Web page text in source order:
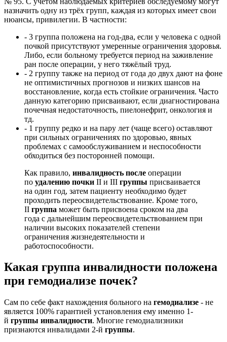
назначить одну из трёх групп, каждая из которых имеет свои
нюансы, привилегии. В частности:
- 3 группа положена на год-два, если у человека с одной
почкой присутствуют умеренные ограничения здоровья.
Либо, если больному требуется период на заживление
ран после операции, у него тяжёлый труд.
- 2 группу также на период от года до двух дают на фоне
не оптимистичных прогнозов и низких шансов на
восстановление, когда есть стойкие ограничения. Часто
данную категорию присваивают, если диагностирована
почечная недостаточность, пиелонефрит, онкология и
тд.
- 1 группу редко и на пару лет (чаще всего) оставляют
при сильных ограничениях по здоровью, явных
проблемах с самообслуживанием и неспособности
обходиться без посторонней помощи.
Как правило, инвалидность после операции
по удалению почки II и III группы присваивается
на один год, затем пациенту необходимо будет
проходить переосвидетельствование. Кроме того,
II группа может быть присвоена сроком на два
года с дальнейшим переосвидетельствованием при
наличии высоких показателей степени
ограничения жизнедеятельности и
работоспособности.
Какая группа инвалидности положена
при гемодиализе почек?
Сам по себе факт нахождения больного на гемодиализе - не
является 100% гарантией установления ему именно 1-
й группы инвалидности. Многие гемодиализники
признаются инвалидами 2-й группы.